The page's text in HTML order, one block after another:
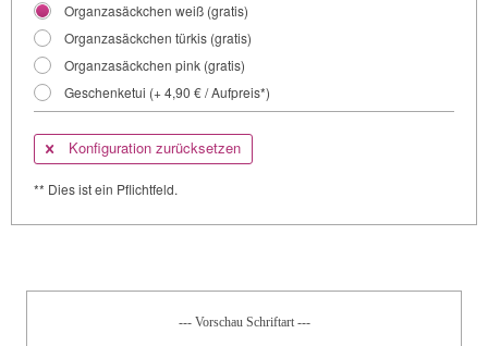
Organzasäckchen weiß (gratis)
Organzasäckchen türkis (gratis)
Organzasäckchen pink (gratis)
Geschenketui (+ 4,90 € / Aufpreis*)
Konfiguration zurücksetzen
** Dies ist ein Pflichtfeld.
--- Vorschau Schriftart ---